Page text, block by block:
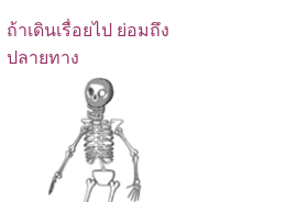
ถ้าเดินเรื่อยไป ย่อมถึง
ปลายทาง